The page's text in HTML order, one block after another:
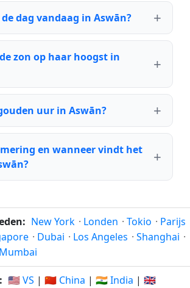
dag vandaag in Aswān?
zon op haar hoogst in
uur in Aswān?
en wanneer vindt het
New York · Londen · Tokio · Parijs
· Dubai · Los Angeles · Shanghai ·
Mumbai
🇺🇸 VS | 🇨🇳 China | 🇮🇳 India | 🇬🇧